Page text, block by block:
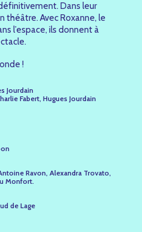
Dans leur
théâtre. Avec Roxanne, le
l’espace, ils donnent à
!
Jourdain
Fabert, Hugues Jourdain
Ravon, Alexandra Trovato,
Monfort.
de Lage